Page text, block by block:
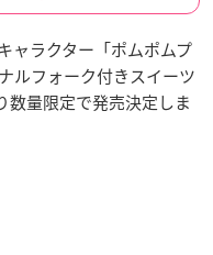
ャラクター「ポムポムプ
ルフォーク付きスイーツ
数量限定で発売決定しま